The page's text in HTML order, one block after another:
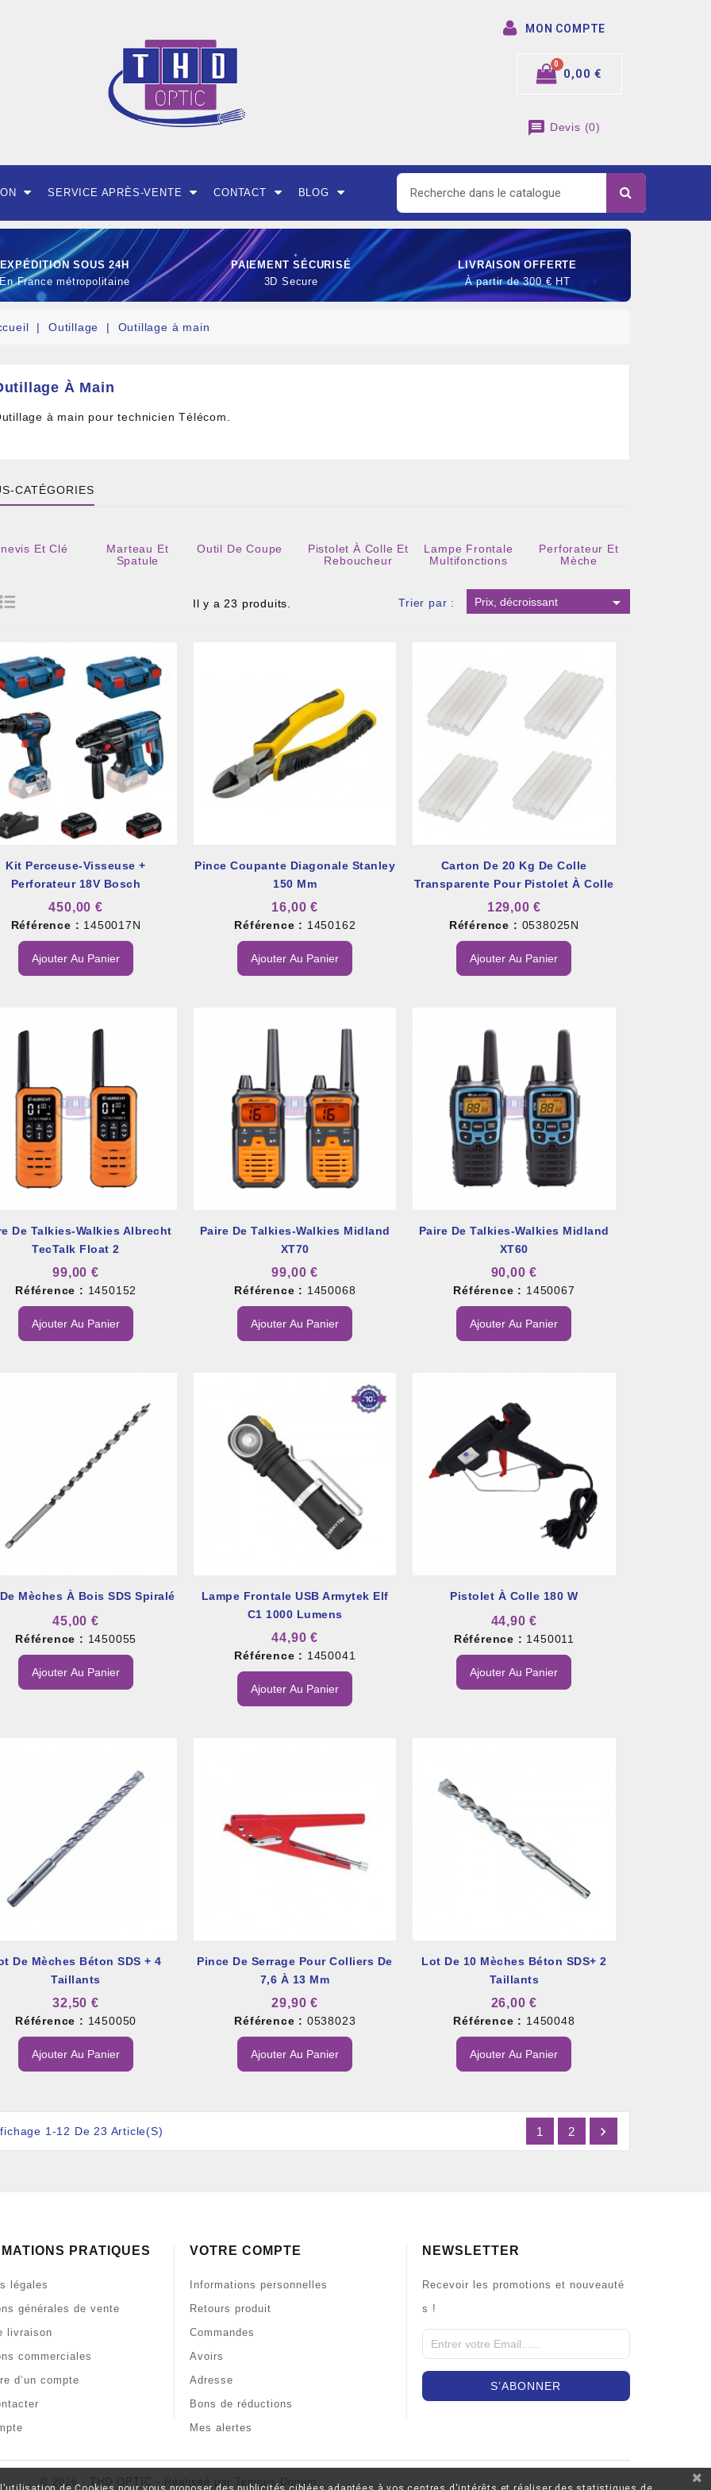
MON COMPTE
0,00 €
message Devis (0)
SERVICE APRÈS-VENTE CONTACT BLOG
EXPÉDITION SOUS 24H
En France métropolitaine
PAIEMENT SÉCURISÉ
3D Secure
LIVRAISON OFFERTE
À partir de 300 € HT
Outillage Outillage à main
À Main
à main pour technicien Télécom.
CATÉGORIES
Et Clé
Marteau Et
Spatule
Outil De Coupe
Pistolet À Colle Et
Reboucheur
Lampe Frontale
Multifonctions
Perforateur Et
Mèche
Il y a 23 produits. Trier par : Prix, décroissant 
Kit Perceuse-Visseuse +
Perforateur 18V Bosch
450,00 €
Référence : 1450017N
Ajouter Au Panier
Pince Coupante Diagonale Stanley
150 Mm
16,00 €
Référence : 1450162
Ajouter Au Panier
Carton De 20 Kg De Colle
Transparente Pour Pistolet À Colle
129,00 €
Référence : 0538025N
Ajouter Au Panier
De Talkies-Walkies Albrecht
TecTalk Float 2
99,00 €
Référence : 1450152
Ajouter Au Panier
Paire De Talkies-Walkies Midland
XT70
99,00 €
Référence : 1450068
Ajouter Au Panier
Paire De Talkies-Walkies Midland
XT60
90,00 €
Référence : 1450067
Ajouter Au Panier
Mèches À Bois SDS Spiralé
45,00 €
Référence : 1450055
Ajouter Au Panier
Lampe Frontale USB Armytek Elf
C1 1000 Lumens
44,90 €
Référence : 1450041
Ajouter Au Panier
Pistolet À Colle 180 W
44,90 €
Référence : 1450011
Ajouter Au Panier
De Mèches Béton SDS + 4
Taillants
32,50 €
Référence : 1450050
Ajouter Au Panier
Pince De Serrage Pour Colliers De
7,6 À 13 Mm
29,90 €
Référence : 0538023
Ajouter Au Panier
Lot De 10 Mèches Béton SDS+ 2
Taillants
26,00 €
Référence : 1450048
Ajouter Au Panier
1-12 De 23 Article(s) 1 2 
PRATIQUES
légales
générales de vente
livraison
commerciales
d’un compte
VOTRE COMPTE
Informations personnelles
Retours produit
Commandes
Avoirs
Adresse
Bons de réductions
Mes alertes
NEWSLETTER
Recevoir les promotions et nouveauté
s !
© 2026 - THD OPTIC - Réaliseé par Tempus Donum